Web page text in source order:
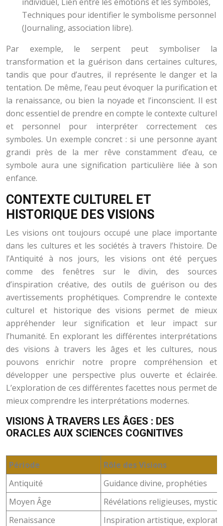
Techniques pour identifier le symbolisme personnel
(Journaling, association libre).
Par exemple, le serpent peut symboliser la
transformation et la guérison dans certaines cultures,
tandis que pour d’autres, il représente le danger et la
tentation. De même, l’eau peut évoquer la purification et
la renaissance, ou bien la noyade et l’inconscient. Il est
donc essentiel de prendre en compte le contexte culturel
et personnel pour interpréter correctement ces
symboles. Un exemple concret : si une personne ayant
grandi près de la mer rêve constamment d’eau, ce
symbole aura une signification particulière liée à son
enfance.
CONTEXTE CULTUREL ET
HISTORIQUE DES VISIONS
Les visions ont toujours occupé une place importante
dans les cultures et les sociétés à travers l’histoire. De
l’Antiquité à nos jours, les visions ont été perçues
comme des fenêtres sur le divin, des sources
d’inspiration créative, des outils de guérison ou des
avertissements prophétiques. Comprendre le contexte
culturel et historique des visions permet de mieux
appréhender leur signification et leur impact sur
l’humanité. En explorant les différentes interprétations
des visions à travers les âges et les cultures, nous
pouvons enrichir notre propre compréhension et
développer une perspective plus ouverte et éclairée.
L’exploration de ces différentes facettes nous permet de
mieux comprendre les interprétations modernes.
VISIONS À TRAVERS LES ÂGES : DES
ORACLES AUX SCIENCES COGNITIVES
Période
Rôle des Visions
Antiquité
Guidance divine, prophéties
Moyen Âge
Révélations religieuses,
Renaissance
Inspiration artistique,